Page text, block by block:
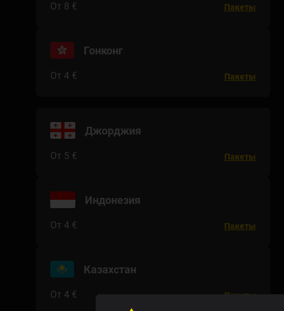
От 8 € Пакеты
Гонконг
От 4 € Пакеты
Джорджия
От 5 € Пакеты
Индонезия
От 4 € Пакеты
Казахстан
От 4 € Пакеты